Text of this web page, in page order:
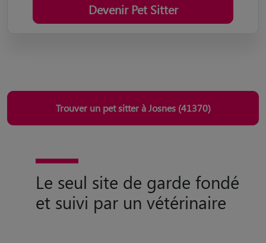
Devenir Pet Sitter
Trouver un pet sitter à Josnes (41370)
Le seul site de garde fondé
et suivi par un vétérinaire